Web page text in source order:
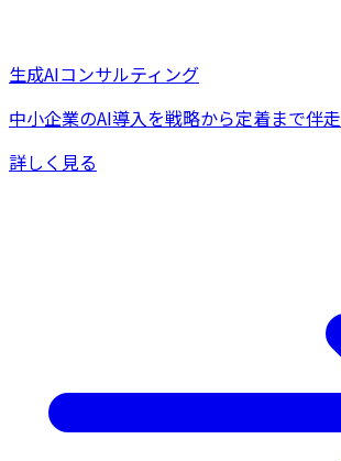
生成AIコンサルティング
中小企業のAI導入を戦略から定着まで伴走
詳しく見る